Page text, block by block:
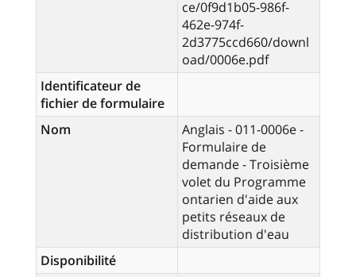
ce/0f9d1b05-986f-
462e-974f-
2d3775ccd660/downl
oad/0006e.pdf
Identificateur de
fichier de formulaire
Nom
Anglais - 011-0006e -
Formulaire de
demande - Troisième
volet du Programme
ontarien d'aide aux
petits réseaux de
distribution d'eau
Disponibilité